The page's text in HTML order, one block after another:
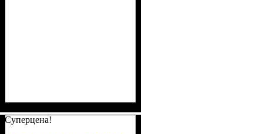
Суперцена!